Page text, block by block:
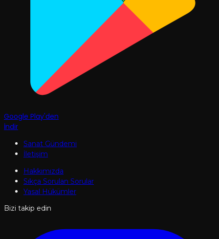
Google Play'den
İndir
Sanat Gündemi
İletişim
Hakkımızda
Sıkça Sorulan Sorular
Yasal Hükümler
Bizi takip edin